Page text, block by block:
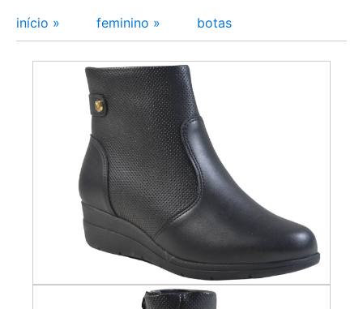
início » feminino » botas